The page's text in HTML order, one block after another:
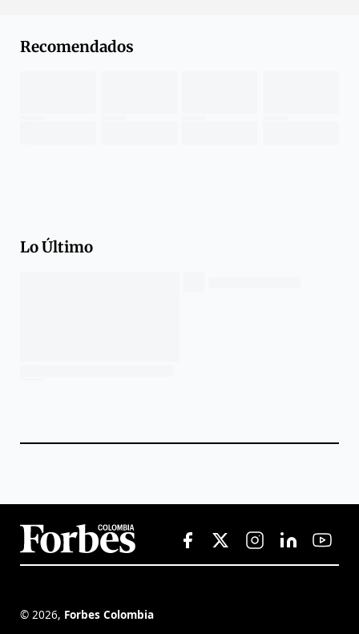
Recomendados
Lo Último
© 2026, Forbes Colombia